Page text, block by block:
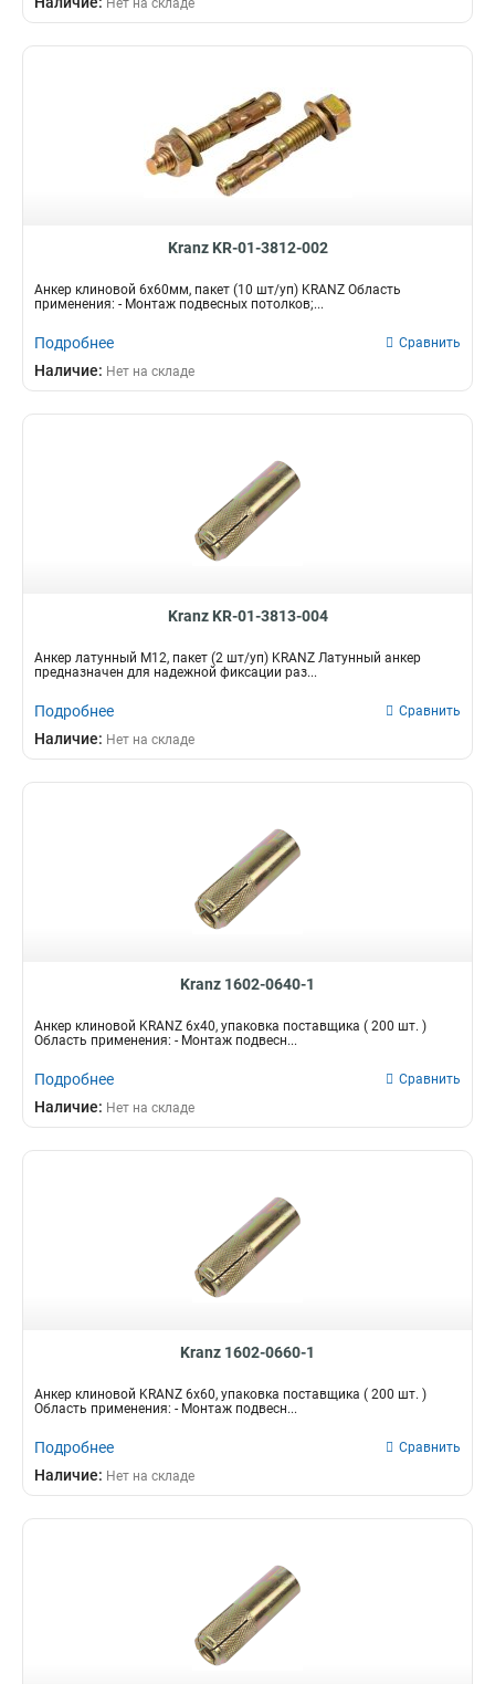
Нет на складе
Kranz KR-01-3812-002
Анкер клиновой 6х60мм, пакет (10 шт/уп) KRANZ Область
применения: - Монтаж подвесных потолков;...
Подробнее Сравнить
Наличие: Нет на складе
Kranz KR-01-3813-004
Анкер латунный M12, пакет (2 шт/уп) KRANZ Латунный анкер
предназначен для надежной фиксации раз...
Подробнее Сравнить
Наличие: Нет на складе
Kranz 1602-0640-1
Анкер клиновой KRANZ 6х40, упаковка поставщика ( 200 шт. )
Область применения: - Монтаж подвесн...
Подробнее Сравнить
Наличие: Нет на складе
Kranz 1602-0660-1
Анкер клиновой KRANZ 6х60, упаковка поставщика ( 200 шт. )
Область применения: - Монтаж подвесн...
Подробнее Сравнить
Наличие: Нет на складе